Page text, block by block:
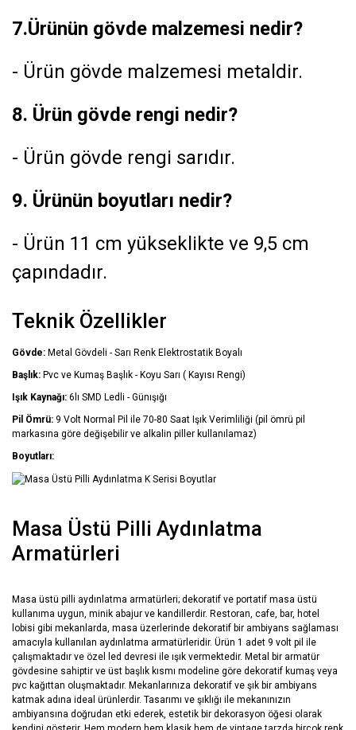
7.Ürünün gövde malzemesi nedir?
- Ürün gövde malzemesi metaldir.
8. Ürün gövde rengi nedir?
- Ürün gövde rengi sarıdır.
9. Ürünün boyutları nedir?
- Ürün 11 cm yükseklikte ve 9,5 cm
çapındadır.
Teknik Özellikler
Gövde: Metal Gövdeli - Sarı Renk Elektrostatik Boyalı
Başlık: Pvc ve Kumaş Başlık - Koyu Sarı ( Kayısı Rengi)
Işık Kaynağı: 6lı SMD Ledli - Günışığı
Pil Ömrü: 9 Volt Normal Pil ile 70-80 Saat Işık Verimliliği (pil ömrü pil
markasına göre değişebilir ve alkalin piller kullanılamaz)
Boyutları:
Masa Üstü Pilli Aydınlatma
Armatürleri
Masa üstü pilli aydınlatma armatürleri; dekoratif ve portatif masa üstü
kullanıma uygun, minik abajur ve kandillerdir. Restoran, cafe, bar, hotel
lobisi gibi mekanlarda, masa üzerlerinde dekoratif bir ambiyans sağlaması
amacıyla kullanılan aydınlatma armatürleridir. Ürün 1 adet 9 volt pil ile
çalışmaktadır ve özel led devresi ile ışık vermektedir. Metal bir armatür
gövdesine sahiptir ve üst başlık kısmı modeline göre dekoratif kumaş veya
pvc kağıttan oluşmaktadır. Mekanlarınıza dekoratif ve şık bir ambiyans
katmak adına ideal ürünlerdir. Tasarımı ve şıklığı ile mekanınızın
ambiyansına doğrudan etki ederek, estetik bir dekorasyon öğesi olarak